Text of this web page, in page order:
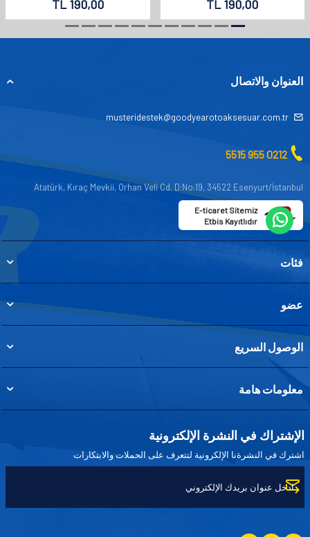
190,00
TL
190,00
TL
العنوان والاتصال
musteridestek@goodyearotoaksesuar.com.tr
0212 955 5515
Atatürk, Kıraç Mevkii, Orhan Veli Cd. D:No:19, 34522 Esenyurt/İstanbul
E-ticaret Sitemiz
Etbis Kayıtlıdır
فئات
عضو
الوصول السريع
معلومات هامة
الإشتراك في النشرة الإلكترونية
اشترك في النشرةنا الإلكرونية لتتعرف على الحملات والابتكارات